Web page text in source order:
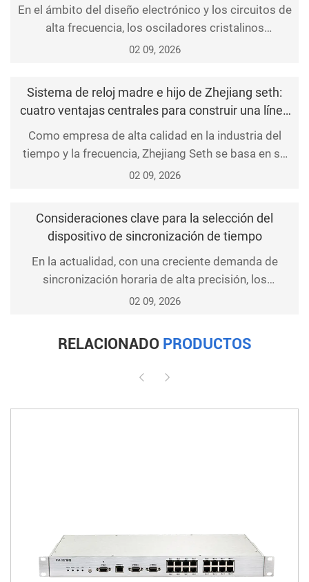
de la producc
En el ámbito del diseño electrónico y los circuitos de
alta frecuencia, los osciladores cristalinos
diferenciales son un componente clave ampliamente
de alta velocidad. Ofrecen ventajas como alta
precisión, gran estabilidad y una fuerte capacidad de
res
02 09, 2026
Sistema de reloj madre e hijo de Zhejiang seth:
cuatro ventajas centrales para construir una línea
de defensa de cronometraje precisa
Como empresa de alta calidad en la industria del
tiempo y la frecuencia, Zhejiang Seth se basa en su
propio equipo de I + D y tecnología central para
precisión, estabilidad, adaptación y seguridad,
satisface las necesidades de cronometraje preciso
02 09, 2026
Consideraciones clave para la selección del
dispositivo de sincronización de tiempo
En la actualidad, con una creciente demanda de
sincronización horaria de alta precisión, los
dispositivos de sincronización son muy populares
fundamental tener en cuenta varios factores clave
02 09, 2026
RELACIONADO PRODUCTOS